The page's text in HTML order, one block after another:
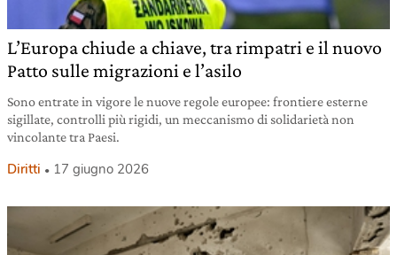
L’Europa chiude a chiave, tra rimpatri e il nuovo
Patto sulle migrazioni e l’asilo
Sono entrate in vigore le nuove regole europee: frontiere esterne
sigillate, controlli più rigidi, un meccanismo di solidarietà non
vincolante tra Paesi.
Diritti 17 giugno 2026